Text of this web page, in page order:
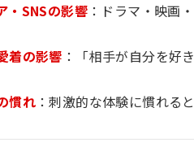
・SNSの影響 ：ドラマ・映画
着の影響 ：「相手が自分を好
慣れ ：刺激的な体験に慣れる